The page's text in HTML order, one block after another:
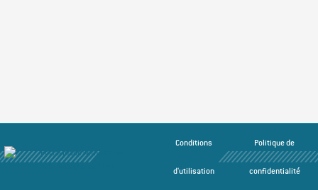
Conditions
d'utilisation
Politique de
confidentialité